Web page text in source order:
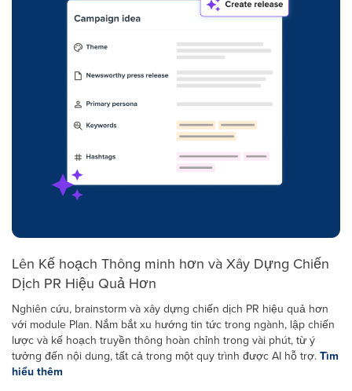
Lên Kế hoạch Thông minh hơn và Xây Dựng Chiến
Dịch PR Hiệu Quả Hơn
Nghiên cứu, brainstorm và xây dựng chiến dịch PR hiệu quả hơn
với module Plan. Nắm bắt xu hướng tin tức trong ngành, lập chiến
lược và kế hoạch truyền thông hoàn chỉnh trong vài phút, từ ý
tưởng đến nội dung, tất cả trong một quy trình được AI hỗ trợ. Tìm
hiểu thêm